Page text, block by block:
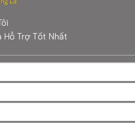
Trợ Tốt Nhất